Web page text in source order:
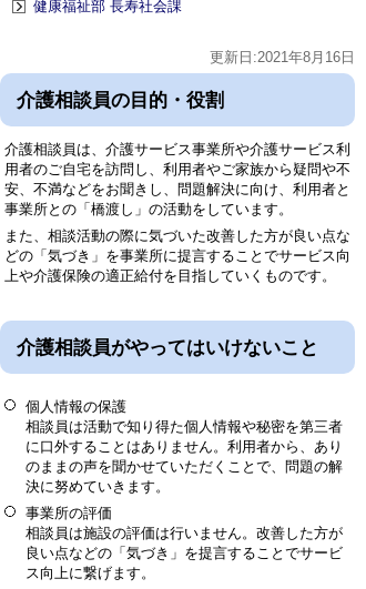
健康福祉部 長寿社会課
更新日:2021年8月16日
介護相談員の目的・役割
介護相談員は、介護サービス事業所や介護サービス利
用者のご自宅を訪問し、利用者やご家族から疑問や不
安、不満などをお聞きし、問題解決に向け、利用者と
事業所との「橋渡し」の活動をしています。
また、相談活動の際に気づいた改善した方が良い点な
どの「気づき」を事業所に提言することでサービス向
上や介護保険の適正給付を目指していくものです。
介護相談員がやってはいけないこと
個人情報の保護
相談員は活動で知り得た個人情報や秘密を第三者
に口外することはありません。利用者から、あり
のままの声を聞かせていただくことで、問題の解
決に努めていきます。
事業所の評価
相談員は施設の評価は行いません。改善した方が
良い点などの「気づき」を提言することでサービ
ス向上に繋げます。